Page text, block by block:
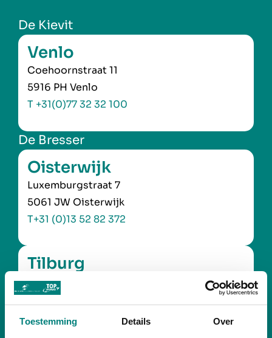
Toestemming Details Over
De Kievit
Venlo
Coehoornstraat 11
5916 PH Venlo
T +31(0)77 32 32 100
De Bresser
Oisterwijk
Luxemburgstraat 7
5061 JW Oisterwijk
T+31 (0)13 52 82 372
Tilburg
Herastraat 9
5047 TX Tilburg
T+31 (0)13 54 25 935